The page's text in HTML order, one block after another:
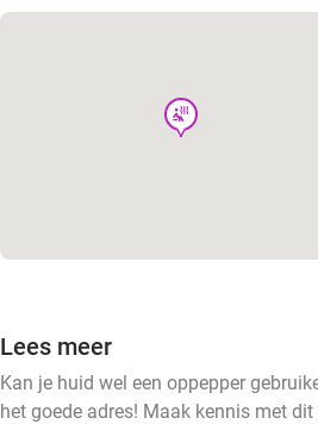
wellness
Lees meer
Kan je huid wel een oppepper
het goede adres! Maak kennis met